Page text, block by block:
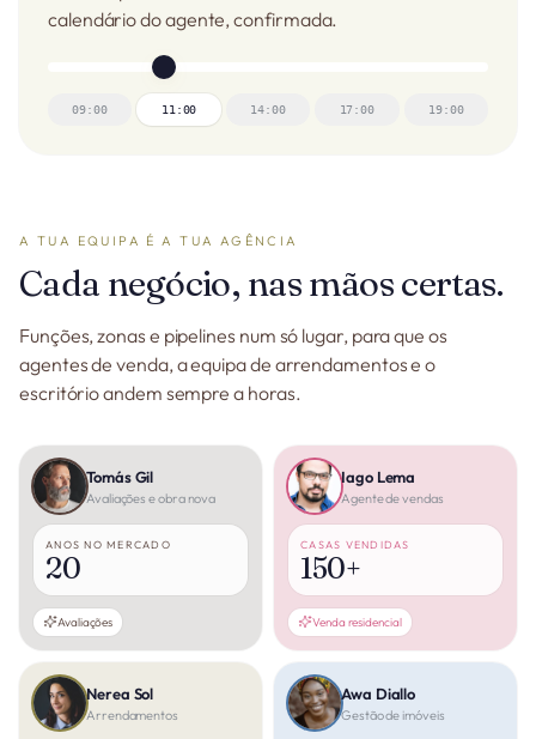
calendário do agente, confirmada.
09:00 11:00 14:00 17:00 19:00
A TUA EQUIPA É A TUA AGÊNCIA
Cada negócio, nas mãos certas.
Funções, zonas e pipelines num só lugar, para que os
agentes de venda, a equipa de arrendamentos e o
escritório andem sempre a horas.
Tomás Gil
Avaliações e obra nova
ANOS NO MERCADO
20
Avaliações
Iago Lema
Agente de vendas
CASAS VENDIDAS
150+
Venda residencial
Nerea Sol
Arrendamentos
Awa Diallo
Gestão de imóveis